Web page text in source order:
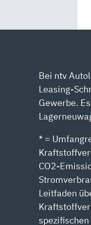
Bei ntv
Leasing-
Gewerbe.
* =
CO2-
Leitfaden